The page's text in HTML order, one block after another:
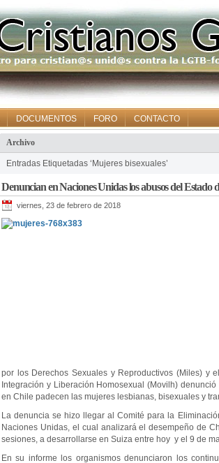
DOCUMENTOS FORO CONTACTO
Archivo
Entradas Etiquetadas ‘Mujeres bisexuales’
Denuncian en Naciones Unidas los abusos del Estado
viernes, 23 de febrero de 2018
por los Derechos Sexuales y Reproductivos (Miles) y
Integración y Liberación Homosexual (Movilh)
en Chile padecen las mujeres lesbianas, bisexuales y
La denuncia se hizo llegar al Comité para la
Naciones Unidas, el cual analizará el desempeño de
sesiones, a desarrollarse en Suiza entre hoy y el 9 de
En su informe los organismos denunciaron los